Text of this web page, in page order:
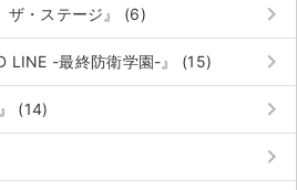
ザ・ステージ』 (6) keyboard_arrow_right
LINE -最終防衛学園-』 (15) keyboard_arrow_right
(14) keyboard_arrow_right
keyboard_arrow_right